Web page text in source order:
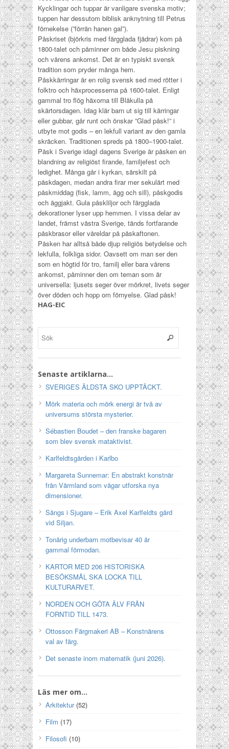
Kycklingar och tuppar är vanligare svenska motiv;
tuppen har dessutom biblisk anknytning till Petrus
förnekelse (”förrän hanen gal”).
Påskriset (björkris med färgglada fjädrar) kom på
1800-talet och påminner om både Jesu piskning
och vårens ankomst. Det är en typiskt svensk
tradition som pryder många hem.
Påskkärringar är en rolig svensk sed med rötter i
folktro och häxprocesserna på 1600-talet. Enligt
gammal tro flög häxorna till Blåkulla på
skärtorsdagen. Idag klär barn ut sig till kärringar
eller gubbar, går runt och önskar ”Glad påsk!” i
utbyte mot godis – en lekfull variant av den gamla
skräcken. Traditionen spreds på 1800–1900-talet.
Påsk i Sverige idagI dagens Sverige är påsken en
blandning av religiöst firande, familjefest och
ledighet. Många går i kyrkan, särskilt på
påskdagen, medan andra firar mer sekulärt med
påskmiddag (fisk, lamm, ägg och sill), påskgodis
och äggjakt. Gula påskliljor och färgglada
dekorationer lyser upp hemmen. I vissa delar av
landet, främst västra Sverige, tänds fortfarande
påskbrasor eller våreldar på påskaftonen.
Påsken har alltså både djup religiös betydelse och
lekfulla, folkliga sidor. Oavsett om man ser den
som en högtid för tro, familj eller bara vårens
ankomst, påminner den om teman som är
universella: ljusets seger över mörkret, livets seger
över döden och hopp om förnyelse. Glad påsk!
HAG-EIC
Senaste artiklarna…
SVERIGES ÄLDSTA SKO UPPTÄCKT.
Mörk materia och mörk energi är två av
universums största mysterier.
Sébastien Boudet – den franske bagaren
som blev svensk mataktivist.
Karlfeldtsgården i Karlbo
Margareta Sunnemar: En abstrakt konstnär
från Värmland som vågar utforska nya
dimensioner.
Sångs i Sjugare – Erik Axel Karlfeldts gård
vid Siljan.
Tonårig underbarn motbevisar 40 år
gammal förmodan.
KARTOR MED 206 HISTORISKA
BESÖKSMÅL SKA LOCKA TILL
KULTURARVET.
NORDEN OCH GÖTA ÄLV FRÅN
FORNTID TILL 1473.
Ottosson Färgmakeri AB – Konstnärens
val av färg.
Det senaste inom matematik (juni 2026).
Läs mer om…
Arkitektur(52)
Film (17)
Filosofi (10)